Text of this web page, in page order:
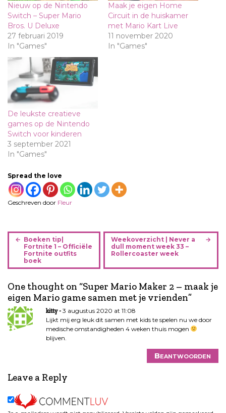
Nieuw op de Nintendo
Switch – Super Mario
Bros. U Deluxe
27 februari 2019
In "Games"
Maak je eigen Home
Circuit in de huiskamer
met Mario Kart Live
11 november 2020
In "Games"
De leukste creatieve
games op de Nintendo
Switch voor kinderen
3 september 2021
In "Games"
Spread the love
Geschreven door Fleur
B
i
c
h
t
n
a
t
e
Boeken tip|
Fortnite 1 – Officiële
Fortnite outfits
boek
Weekoverzicht | Never a
dull moment week 33 –
Rollercoaster week
One thought on “Super Mario Maker 2 – maak je
eigen Mario game samen met je vrienden”
kitty
3 augustus 2020 at 11:08
Lijkt mij erg leuk dit samen met kids te spelen nu we door
medische omstandigheden 4 weken thuis mogen
blijven.
Beantwoorden
Leave a Reply